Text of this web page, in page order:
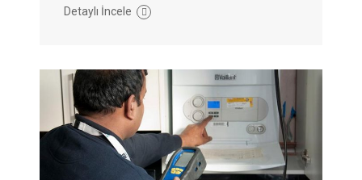
Detaylı İncele